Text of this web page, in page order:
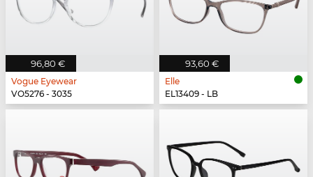
96,80 €
Vogue Eyewear
VO5276 - 3035
93,60 €
Elle
EL13409 - LB